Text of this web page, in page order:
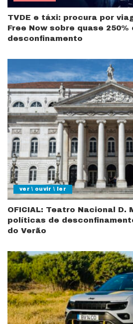
TVDE e táxi: procura por
Free Now sobre quase 250%
desconfinamento
ver \ ouvir \ ler
OFICIAL: Teatro Nacional D.
políticas de
do Verão